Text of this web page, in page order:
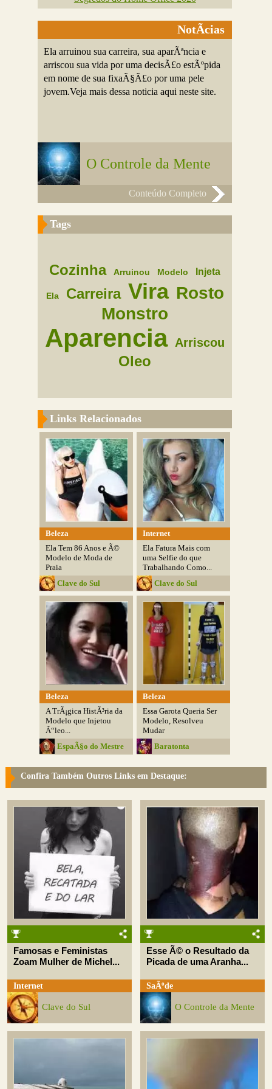
NotÃ­cias
Ela arruinou sua carreira, sua aparÃªncia e
arriscou sua vida por uma decisÃ£o estÃºpida
em nome de sua fixaÃ§Ã£o por uma pele
jovem.Veja mais dessa noticia aqui neste site.
O Controle da Mente
Conteúdo Completo
Tags
Cozinha Arruinou Modelo Injeta
Ela Carreira Vira Rosto
Monstro
Aparencia Arriscou
Oleo
Links Relacionados
Beleza
Ela Tem 86 Anos e Ã©
Modelo de Moda de
Praia
Clave do Sul
Internet
Ela Fatura Mais com
uma Selfie do que
Trabalhando Como...
Clave do Sul
Beleza
A TrÃ¡gica HistÃ³ria da
Modelo que Injetou
Ã“leo...
EspaÃ§o do Mestre
Beleza
Essa Garota Queria Ser
Modelo, Resolveu
Mudar
Baratonta
Confira Também Outros Links em Destaque:
Famosas e Feministas
Zoam Mulher de Michel...
Internet
Clave do Sul
Esse Ã© o Resultado da
Picada de uma Aranha...
SaÃºde
O Controle da Mente